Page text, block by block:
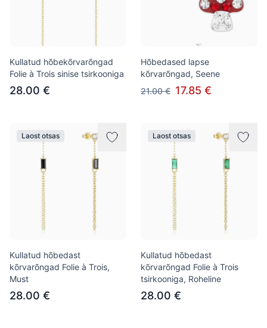
Kullatud hõbekõrvarõngad
Folie à Trois sinise tsirkooniga
28.00 €
Hõbedased lapse
kõrvarõngad, Seene
21.00 € 17.85 €
Laost otsas
Kullatud hõbedast
kõrvarõngad Folie à Trois,
Must
28.00 €
Laost otsas
Kullatud hõbedast
kõrvarõngad Folie à Trois
tsirkooniga, Roheline
28.00 €